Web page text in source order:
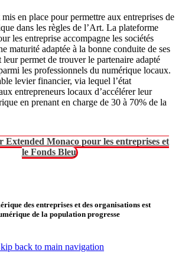
en place pour permettre aux entreprises de
dans les règles de l’Art. La plateforme
les entreprise accompagne les sociétés
maturité adaptée à la bonne conduite de ses
leur permet de trouver le partenaire adapté
les professionnels du numérique locaux.
levier financier, via lequel l’état
entrepreneurs locaux d’accélérer leur
en prenant en charge de 30 à 70% de la
Extended Monaco pour les entreprises et
le Fonds Bleu
des entreprises et des organisations est
de la population progresse
back to main navigation